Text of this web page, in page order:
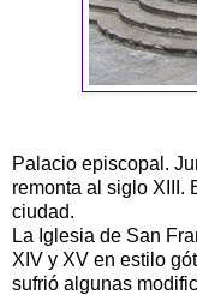
Palacio episcopal.
remonta al siglo XIII.
ciudad.
La Iglesia de San
XIV y XV en estilo
sufrió algunas